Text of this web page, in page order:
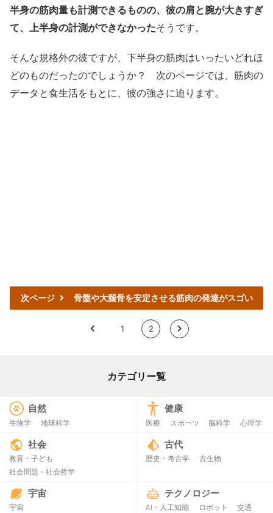
半身の筋肉量も計測できるものの、彼の肩と腕が大きすぎ
て、上半身の計測ができなかったそうです。
そんな規格外の彼ですが、下半身の筋肉はいったいどれほ
どのものだったのでしょうか？ 次のページでは、筋肉の
データと食生活をもとに、彼の強さに迫ります。
次ページ 骨盤や大腿骨を安定させる筋肉の発達がスゴい
< 1 2 >
カテゴリー覧
自然
生物学 地球科学
健康
医療 スポーツ 脳科学 心理学
社会
教育・子ども
社会問題・社会哲学
古代
歴史・考古学 古生物
宇宙
宇宙
テクノロジー
AI・人工知能 ロボット
交通